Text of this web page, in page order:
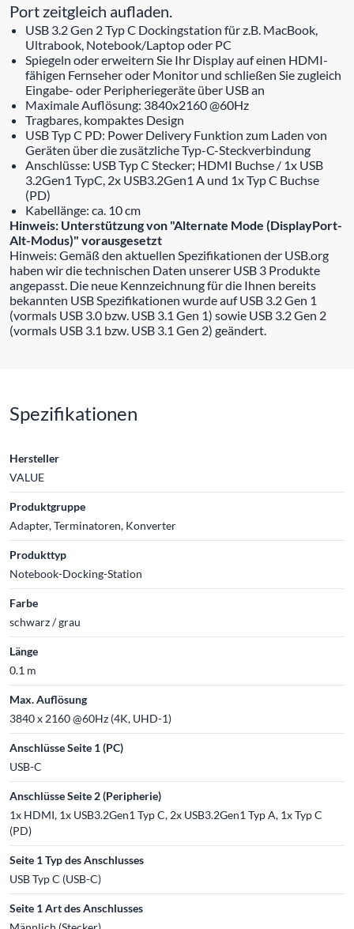
Port zeitgleich aufladen.
USB 3.2 Gen 2 Typ C Dockingstation für z.B. MacBook,
Ultrabook, Notebook/Laptop oder PC
Spiegeln oder erweitern Sie Ihr Display auf einen HDMI-
fähigen Fernseher oder Monitor und schließen Sie zugleich
Eingabe- oder Peripheriegeräte über USB an
Maximale Auflösung: 3840x2160 @60Hz
Tragbares, kompaktes Design
USB Typ C PD: Power Delivery Funktion zum Laden von
Geräten über die zusätzliche Typ-C-Steckverbindung
Anschlüsse: USB Typ C Stecker; HDMI Buchse / 1x USB
3.2Gen1 TypC, 2x USB3.2Gen1 A und 1x Typ C Buchse
(PD)
Kabellänge: ca. 10 cm
Hinweis: Unterstützung von "Alternate Mode (DisplayPort-
Alt-Modus)" vorausgesetzt
Hinweis: Gemäß den aktuellen Spezifikationen der USB.org
haben wir die technischen Daten unserer USB 3 Produkte
angepasst. Die neue Kennzeichnung für die Ihnen bereits
bekannten USB Spezifikationen wurde auf USB 3.2 Gen 1
(vormals USB 3.0 bzw. USB 3.1 Gen 1) sowie USB 3.2 Gen 2
(vormals USB 3.1 bzw. USB 3.1 Gen 2) geändert.
Spezifikationen
Hersteller
VALUE
Produktgruppe
Adapter, Terminatoren, Konverter
Produkttyp
Notebook-Docking-Station
Farbe
schwarz / grau
Länge
0.1 m
Max. Auflösung
3840 x 2160 @60Hz (4K, UHD-1)
Anschlüsse Seite 1 (PC)
USB-C
Anschlüsse Seite 2 (Peripherie)
1x HDMI, 1x USB3.2Gen1 Typ C, 2x USB3.2Gen1 Typ A, 1x Typ C
(PD)
Seite 1 Typ des Anschlusses
USB Typ C (USB-C)
Seite 1 Art des Anschlusses